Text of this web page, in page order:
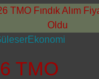
Ekonomi
TMO